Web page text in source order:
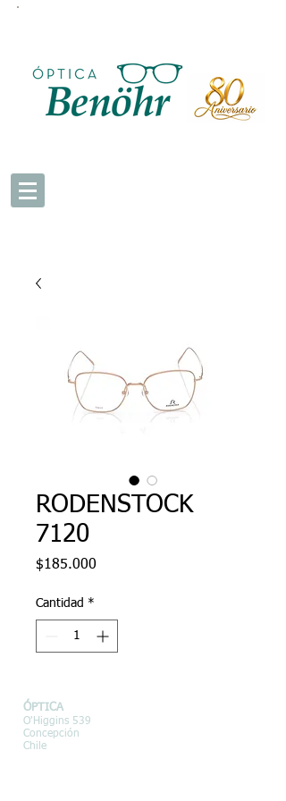
RODENSTOCK
7120
$185.000
Cantidad *
ÓPTICA
O'Higgins 539
Concepción
Chile